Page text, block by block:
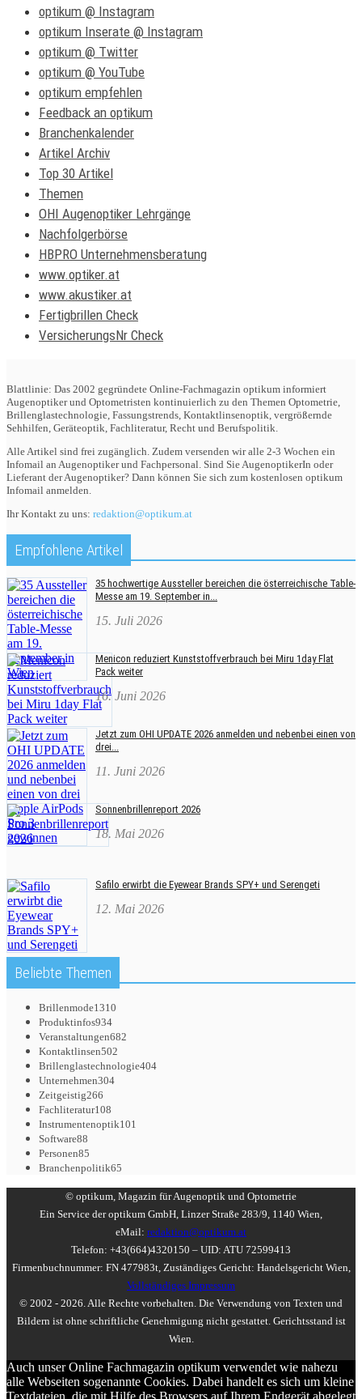
optikum @ Instagram
optikum Inserate @ Instagram
optikum @ Twitter
optikum @ YouTube
optikum empfehlen
Feedback an optikum
Branchenkalender
Artikel Archiv
Top 30 Artikel
Themen
OHI Augenoptiker Lehrgänge
Nachfolgerbörse
HBPRO Unternehmensberatung
www.optiker.at
www.akustiker.at
Fertigbrillen Check
VersicherungsNr Check
Blattlinie: Das 2002 gegründete Online-Fachmagazin optikum informiert
Augenoptiker und Optometristen kontinuierlich zu den Themen Optometrie,
Brillenglastechnologie, Fassungstrends, Kontaktlinsenoptik, vergrößernde
Sehhilfen, Geräteoptik, Fachliteratur, Recht und Berufspolitik.
Alle Artikel sind frei zugänglich. Zudem versenden wir alle 2-3 Wochen ein
Infomail an Augenoptiker und Fachpersonal. Sind Sie AugenoptikerIn oder
Lieferant der Augenoptiker? Dann können Sie sich zum kostenlosen optikum
Infomail anmelden.
Ihr Kontakt zu uns: redaktion@optikum.at
Empfohlene Artikel
35 hochwertige Aussteller bereichen die österreichische Table-
Messe am 19. September in...
15. Juli 2026
Menicon reduziert Kunststoffverbrauch bei Miru 1day Flat
Pack weiter
16. Juni 2026
Jetzt zum OHI UPDATE 2026 anmelden und nebenbei einen von
drei...
11. Juni 2026
Sonnenbrillenreport 2026
18. Mai 2026
Safilo erwirbt die Eyewear Brands SPY+ und Serengeti
12. Mai 2026
Beliebte Themen
Brillenmode1310
Produktinfos934
Veranstaltungen682
Kontaktlinsen502
Brillenglastechnologie404
Unternehmen304
Zeitgeistig266
Fachliteratur108
Instrumentenoptik101
Software88
Personen85
Branchenpolitik65
© optikum, Magazin für Augenoptik und Optometrie
Ein Service der optikum GmbH, Linzer Straße 283/9, 1140 Wien,
eMail: redaktion@optikum.at
Telefon: +43(664)4320150 – UID: ATU 72599413
Firmenbuchnummer: FN 477983t, Zuständiges Gericht: Handelsgericht Wien,
Vollständiges Impressum
© 2002 - 2026. Alle Rechte vorbehalten. Die Verwendung von Texten und
Bildern ist ohne schriftliche Genehmigung nicht gestattet. Gerichtsstand ist
Wien.
Auch unser Online Fachmagazin optikum verwendet wie nahezu
alle Webseiten sogenannte Cookies. Dabei handelt es sich um kleine
Textdateien, die mit Hilfe des Browsers auf Ihrem Endgerät abgelegt